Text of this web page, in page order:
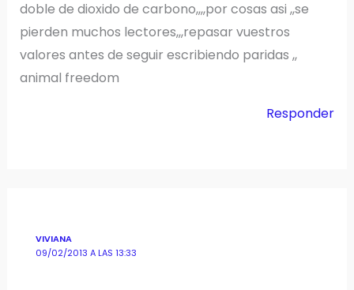
doble de dioxido de carbono,,,,por cosas asi ,,se
pierden muchos lectores,,,repasar vuestros
valores antes de seguir escribiendo paridas ,,
animal freedom
Responder
VIVIANA
09/02/2013 A LAS 13:33